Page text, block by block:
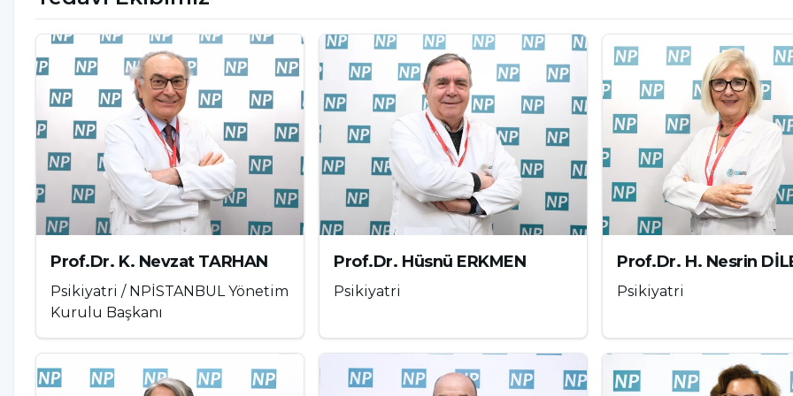
DSM-5 bu ayrımı özellikle vurgular. Çünkü her parafilik ilgi alanı psikiyatrik hastalık olarak kabul
edilmez. Tanı için kişinin belirgin sıkıntı yaşaması veya davranışların başkalarına zarar verme riski
oluşturması gerekir.
DSM-5’e Göre Tanı Kriterleri
DSM-5’e göre teşhircilik bozukluğu, kişinin en az altı ay boyunca rızası olmayan kişilere cinsel
organını gösterme yönünde yoğun ve tekrarlayıcı dürtüler, fanteziler veya davranışlar
neden olabilir.
Tanı koyulabilmesi için yalnızca düşüncelerin varlığı yeterli değildir. Kişinin bu dürtüler nedeniyle
ciddi psikolojik rahatsızlık yaşaması veya dürtüleri davranışa dönüştürmesi gerekir. Özellikle
davranışların rızası olmayan bireylere yönelmesi DSM-5 açısından önemli kriterlerden biridir.
Prof.Dr. K. Nevzat TARHAN
Psikiyatri / NPİSTANBUL Yönetim
Kurulu Başkanı
Prof.Dr. Hüsnü ERKMEN
Psikiyatri
Prof.Dr. H. Nesrin
Psikiyatri